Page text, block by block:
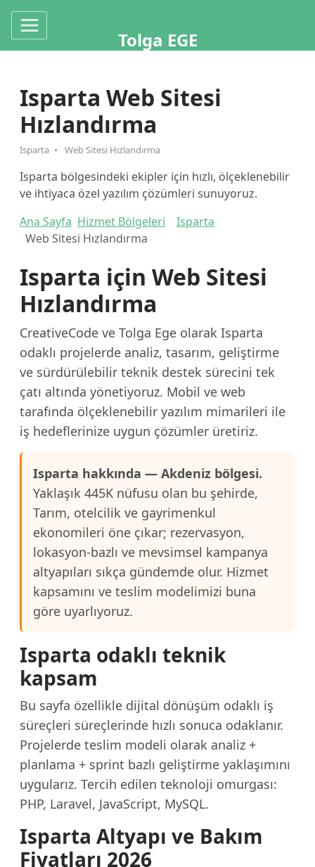
Tolga EGE
Isparta Web Sitesi
Hızlandırma
Isparta Web Sitesi Hızlandırma
Isparta bölgesindeki ekipler için hızlı, ölçeklenebilir
ve ihtiyaca özel yazılım çözümleri sunuyoruz.
Ana Sayfa Hizmet Bölgeleri
Isparta
Web Sitesi Hızlandırma
Isparta için Web Sitesi
Hızlandırma
CreativeCode ve Tolga Ege olarak Isparta
odaklı projelerde analiz, tasarım, geliştirme
ve sürdürülebilir teknik destek sürecini tek
çatı altında yönetiyoruz. Mobil ve web
tarafında ölçeklenebilir yazılım mimarileri ile
iş hedeflerinize uygun çözümler üretiriz.
Isparta hakkında — Akdeniz bölgesi.
Yaklaşık 445K nüfusu olan bu şehirde,
Tarım, otelcilik ve gayrimenkul
ekonomileri öne çıkar; rezervasyon,
lokasyon-bazlı ve mevsimsel kampanya
altyapıları sıkça gündemde olur. Hizmet
kapsamını ve teslim modelimizi buna
göre uyarlıyoruz.
Isparta odaklı teknik
kapsam
Bu sayfa özellikle dijital dönüşüm odaklı iş
süreçleri süreçlerinde hızlı sonuca odaklanır.
Projelerde teslim modeli olarak analiz +
planlama + sprint bazlı geliştirme yaklaşımını
uygularız. Tercih edilen teknoloji omurgası:
PHP, Laravel, JavaScript, MySQL.
Isparta Altyapı ve Bakım
Fiyatları 2026